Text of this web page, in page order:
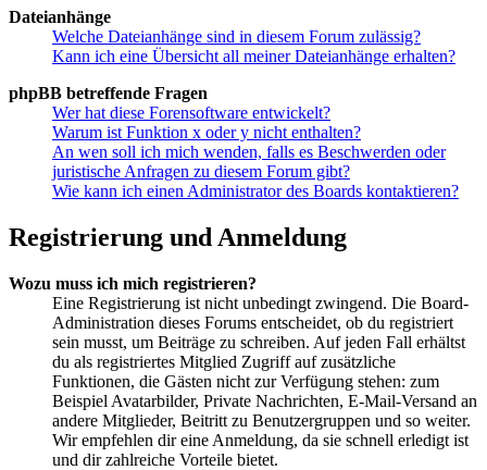
Dateianhänge
Welche Dateianhänge sind in diesem Forum zulässig?
Kann ich eine Übersicht all meiner Dateianhänge erhalten?
phpBB betreffende Fragen
Wer hat diese Forensoftware entwickelt?
Warum ist Funktion x oder y nicht enthalten?
An wen soll ich mich wenden, falls es Beschwerden oder
juristische Anfragen zu diesem Forum gibt?
Wie kann ich einen Administrator des Boards kontaktieren?
Registrierung und Anmeldung
Wozu muss ich mich registrieren?
Eine Registrierung ist nicht unbedingt zwingend. Die Board-
Administration dieses Forums entscheidet, ob du registriert
sein musst, um Beiträge zu schreiben. Auf jeden Fall erhältst
du als registriertes Mitglied Zugriff auf zusätzliche
Funktionen, die Gästen nicht zur Verfügung stehen: zum
Beispiel Avatarbilder, Private Nachrichten, E-Mail-Versand an
andere Mitglieder, Beitritt zu Benutzergruppen und so weiter.
Wir empfehlen dir eine Anmeldung, da sie schnell erledigt ist
und dir zahlreiche Vorteile bietet.